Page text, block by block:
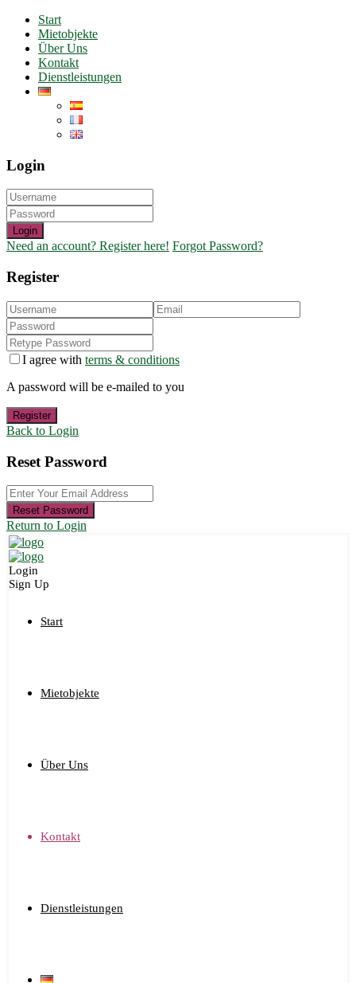
Start
Mietobjekte
Über Uns
Kontakt
Dienstleistungen
Login
Login
Need an account? Register here! Forgot Password?
Register
I agree with terms & conditions
A password will be e-mailed to you
Register
Back to Login
Reset Password
Reset Password
Return to Login
Login
Sign Up
Start
Mietobjekte
Über Uns
Kontakt
Dienstleistungen